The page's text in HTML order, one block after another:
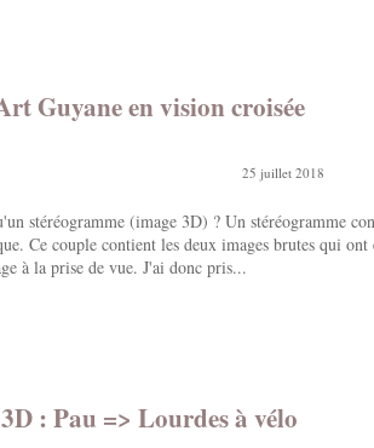
Guyane en vision croisée
25 juillet 2018
stéréogramme (image 3D) ? Un stéréogramme
Ce couple contient les deux images brutes qui
à la prise de vue. J'ai donc pris...
: Pau => Lourdes à vélo